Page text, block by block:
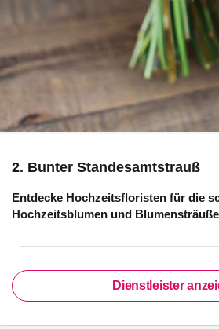
2. Bunter Standesamtstrauß
Entdecke Hochzeitsfloristen für die
Hochzeitsblumen und
Dienstleister